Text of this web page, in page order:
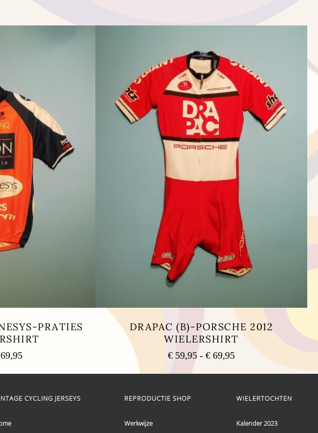
PRATIES
69,95Prijsklasse:
tot
DRAPAC (B)-PORSCHE 2012
WIELERSHIRT
€59,95 - €69,95Prijsklasse:
tot
CYCLING JERSEYS REPRODUCTIE SHOP
Werkwijze
WIELERTOCHTEN
Kalender 2023